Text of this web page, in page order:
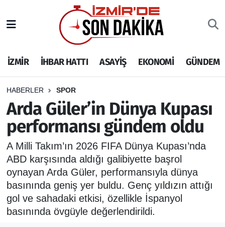
İZMİR İHBAR HATTI ASAYİŞ EKONOMİ GÜNDEM
HABERLER SPOR
Arda Güler’in Dünya Kupası
performansı gündem oldu
A Milli Takım’ın 2026 FIFA Dünya Kupası’nda
ABD karşısında aldığı galibiyette başrol
oynayan Arda Güler, performansıyla dünya
basınında geniş yer buldu. Genç yıldızın attığı
gol ve sahadaki etkisi, özellikle İspanyol
basınında övgüyle değerlendirildi.
İHBAR HATTI
DEPREM
GENEL
EKONOMİ
SİYASET
SPOR
ASAYİŞ
İzmir Nöbetçi Eczaneler
İzmir Hava Durumu
İzmir Namaz Vakitleri
İzmir Trafik Yoğunluk Haritası
Puan Durumu ve Fikstür
Tüm Manşetler
Son Dakika Haberleri
Haber Arşivi